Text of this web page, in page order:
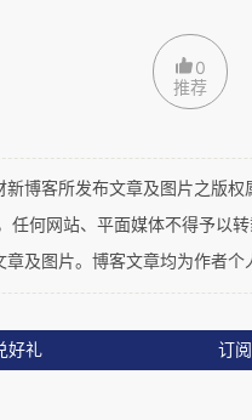
0
推荐
客所发布文章及图片之版权
任何网站、平面媒体不得予以
及图片。博客文章均为作者个
好礼 订